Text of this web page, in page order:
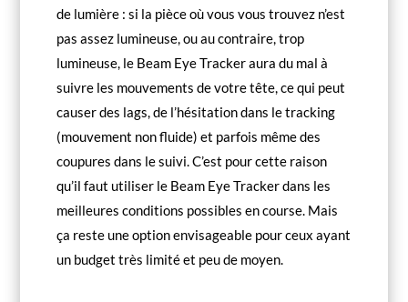
de lumière : si la pièce où vous vous trouvez n’est
pas assez lumineuse, ou au contraire, trop
lumineuse, le Beam Eye Tracker aura du mal à
suivre les mouvements de votre tête, ce qui peut
causer des lags, de l’hésitation dans le tracking
(mouvement non fluide) et parfois même des
coupures dans le suivi. C’est pour cette raison
qu’il faut utiliser le Beam Eye Tracker dans les
meilleures conditions possibles en course. Mais
ça reste une option envisageable pour ceux ayant
un budget très limité et peu de moyen.